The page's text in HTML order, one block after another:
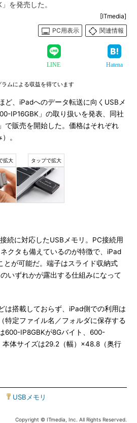
を発売した。
[ITmedia]
PC用表示
関連情報
LINE Hatena
ムによる収益を得ています
、iPadへのデータ転送に向くUSBメ
IP16GBK」の取り扱いを発表、同社
で販売を開始した。価格はそれぞれ
。
続に対応したUSBメモリ。PC接続用
クタも備えているのが特徴で、iPad
とが可能だ。端子はスライド収納式
いずれかが露出する仕組みになって
搭載しておらず、iPad側での利用は
特定ファイル名／フォルダに保存する
600-IP8GBKが8Gバイト、600-
本体サイズは29.2（幅）×48.8（奥行
USBメモリ
Copyright © ITmedia, Inc. All Rights Reserved.